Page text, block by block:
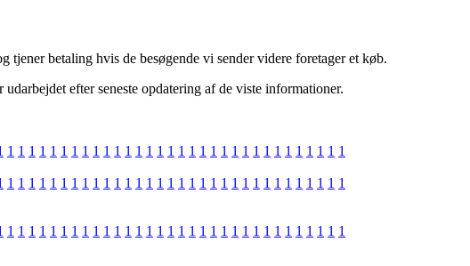
tjener betaling hvis de besøgende vi sender videre foretager et køb.
efter seneste opdatering af de viste informationer.
1 1 1 1 1 1 1 1 1 1 1 1 1 1 1 1 1 1 1 1 1 1 1 1 1 1 1 1 1 1 1 1
1 1 1 1 1 1 1 1 1 1 1 1 1 1 1 1 1 1 1 1 1 1 1 1 1 1 1 1 1 1 1 1
1 1 1 1 1 1 1 1 1 1 1 1 1 1 1 1 1 1 1 1 1 1 1 1 1 1 1 1 1 1 1 1